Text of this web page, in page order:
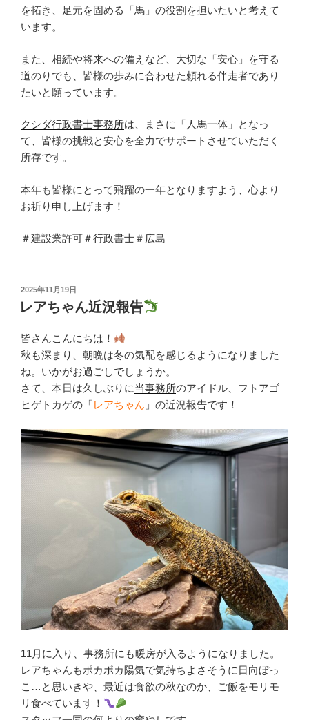
を拓き、足元を固める「馬」の役割を担いたいと考えて
います。
また、相続や将来への備えなど、大切な「安心」を守る
道のりでも、皆様の歩みに合わせた頼れる伴走者であり
たいと願っています。
クシダ行政書士事務所は、まさに「人馬一体」となっ
て、皆様の挑戦と安心を全力でサポートさせていただく
所存です。
本年も皆様にとって飛躍の一年となりますよう、心より
お祈り申し上げます！
＃建設業許可＃行政書士＃広島
投
稿
日:
2025年11月19日
レアちゃん近況報告
皆さんこんにちは！
秋も深まり、朝晩は冬の気配を感じるようになりました
ね。いかがお過ごしでしょうか。
さて、本日は久しぶりに当事務所のアイドル、フトアゴ
ヒゲトカゲの「レアちゃん 」の近況報告です！
11月に入り、事務所にも暖房が入るようになりました。
レアちゃんもポカポカ陽気で気持ちよさそうに日向ぼっ
こ…と思いきや、最近は食欲の秋なのか、ご飯をモリモ
リ食べています！